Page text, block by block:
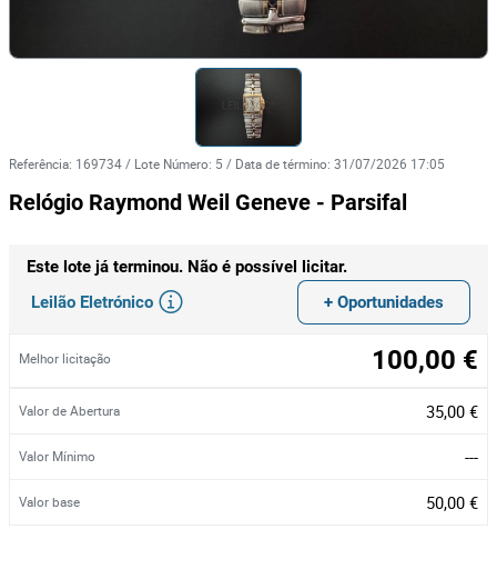
Referência: 169734 / Lote Número: 5 / Data de término: 31/07/2026 17:05
Relógio Raymond Weil Geneve - Parsifal
Este lote já terminou. Não é possível licitar.
Leilão Eletrónico
+ Oportunidades
Melhor licitação 100,00 €
Valor de Abertura 35,00 €
Valor Mínimo ---
Valor base 50,00 €